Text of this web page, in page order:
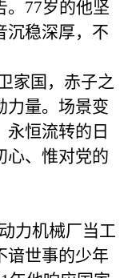
77岁的他坚
沉稳深厚，不
家国，赤子之
力量。场景变
恒流转的日
心、惟对党的
力机械厂当工
谙世事的少年